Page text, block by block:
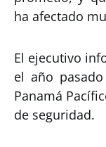
ha afectado
El ejecutivo
el año
Panamá
de seguridad.